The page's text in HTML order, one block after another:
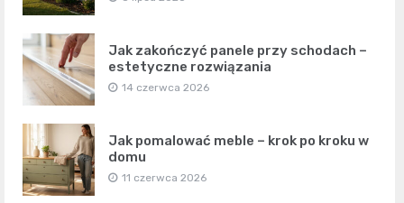
Jak zakończyć panele przy schodach –
estetyczne rozwiązania
14 czerwca 2026
Jak pomalować meble – krok po kroku w
domu
11 czerwca 2026